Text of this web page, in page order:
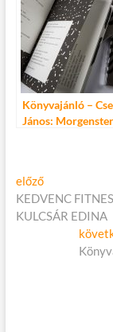
Könyvajánló –
János:
Bejegyzés
navigáció
előzőElőző
cikk:
KEDVENC
KULCSÁR EDINA